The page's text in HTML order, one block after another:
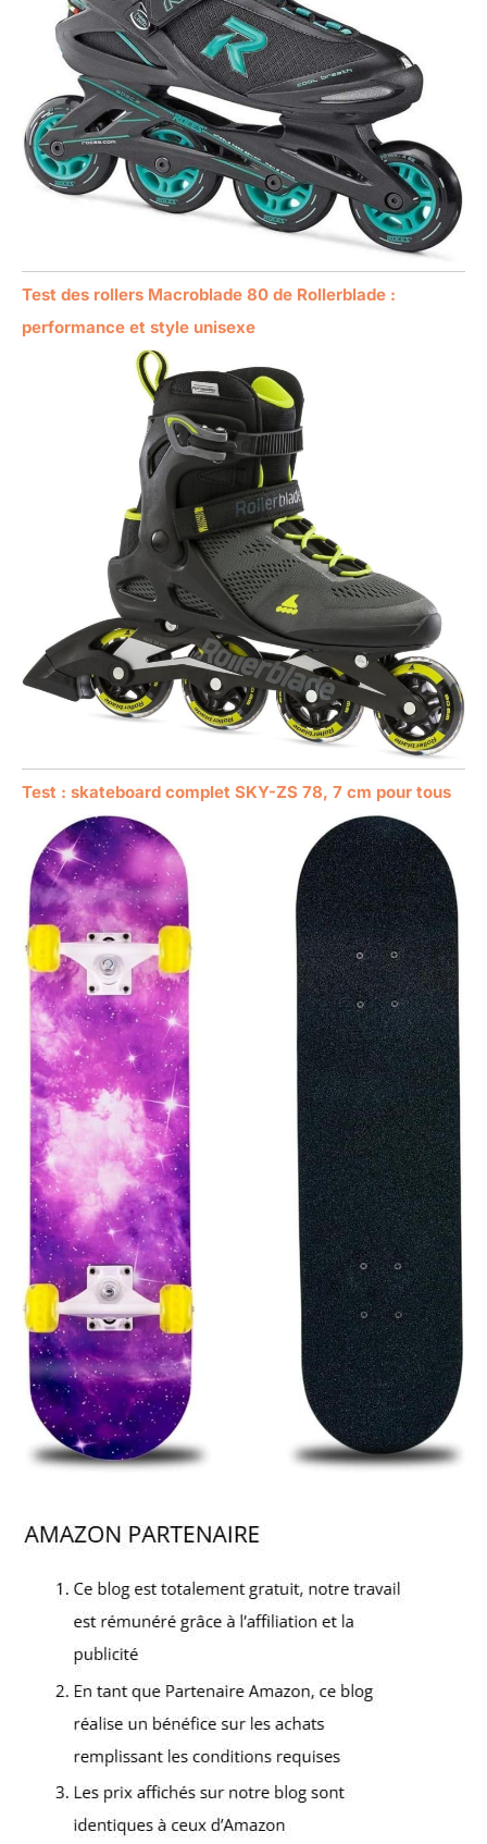
Test des rollers Macroblade 80 de Rollerblade :
performance et style unisexe
Test : skateboard complet SKY-ZS 78, 7 cm pour tous